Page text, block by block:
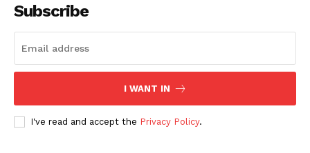
Subscribe
I WANT IN
I've read and accept the Privacy Policy.